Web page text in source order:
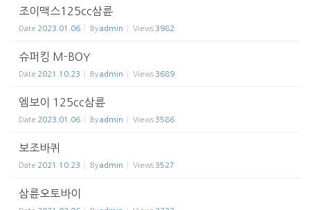
조이맥스125cc삼륜
Date 2023.01.06 Byadmin Views 3982
슈퍼킹 M-BOY
Date 2021.10.23 Byadmin Views 3689
엠보이 125cc삼륜
Date 2023.01.06 Byadmin Views 3586
보조바퀴
Date 2021.10.23 Byadmin Views 3527
삼륜오토바이